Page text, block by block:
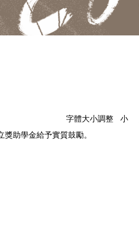
字體大小調整 小
助學金給予實質鼓勵。